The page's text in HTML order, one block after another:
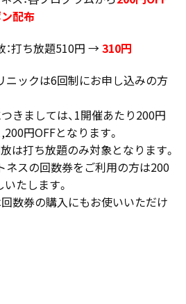
配布
：打ち放題510円 →310円
ックは6回制にお申し込みの方
きましては、1開催あたり200円
円OFFとなります。
は打ち放題のみ対象となります。
スの回数券をご利用の方は200
たします。
数券の購入にもお使いいただけ